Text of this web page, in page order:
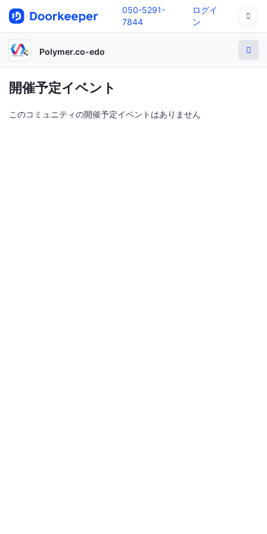
050-5291-
7844
ログイ
ン
Polymer.co-edo
開催予定イベント
このコミュニティの開催予定イベントはありません